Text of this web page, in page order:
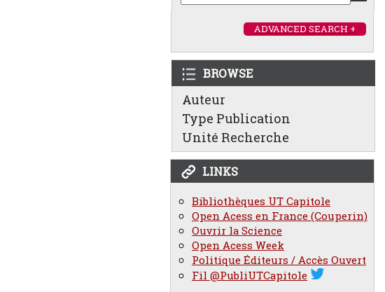
ADVANCED SEARCH +
BROWSE
Auteur
Type Publication
Unité Recherche
LINKS
Bibliothèques UT Capitole
Open Acess en France (Couperin)
Ouvrir la Science
Open Acess Week
Politique Éditeurs / Accès Ouvert
Fil @PubliUTCapitole